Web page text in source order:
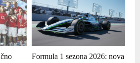
Formula 1 sezona 2026: nova